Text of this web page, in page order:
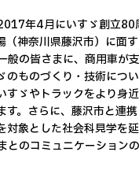
年4月にいすゞ創立80
（神奈川県藤沢市）に面
般の皆さまに、商用車が
のものづくり・技術につ
すゞやトラックをより身
す。さらに、藤沢市と連
対象とした社会科見学を
とのコミュニケーション